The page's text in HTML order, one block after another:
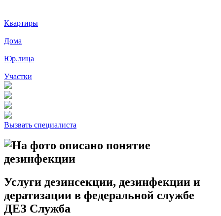
Квартиры
Дома
Юр.лица
Участки
Вызвать специалиста
Услуги дезинсекции, дезинфекции и
дератизации в федеральной службе
ДЕЗ Служба